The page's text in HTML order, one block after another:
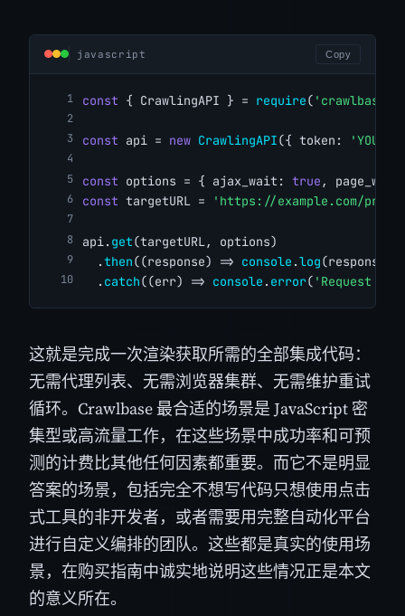
javascript Copy
const { CrawlingAPI } = require( 'crawlbase'
const api = new CrawlingAPI({ token:
const options = { ajax_wait: true ,
const targetURL = 'https://example.com/
api. get(targetURL, options)
  .
then((response) => console .log
  .
catch((err) => console . error( 'Request
这就是完成一次渲染获取所需的全部集成代码：
无需代理列表、无需浏览器集群、无需维护重试
循环。Crawlbase 最合适的场景是 JavaScript 密
集型或高流量工作，在这些场景中成功率和可预
测的计费比其他任何因素都重要。而它不是明显
答案的场景，包括完全不想写代码只想使用点击
式工具的非开发者，或者需要用完整自动化平台
进行自定义编排的团队。这些都是真实的使用场
景，在购买指南中诚实地说明这些情况正是本文
的意义所在。